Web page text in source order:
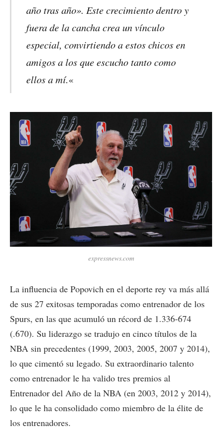
año tras año». Este crecimiento dentro y
fuera de la cancha crea un vínculo
especial, convirtiendo a estos chicos en
amigos a los que escucho tanto como
ellos a mí.«
expressnews.com
La influencia de Popovich en el deporte rey va más allá
de sus 27 exitosas temporadas como entrenador de los
Spurs, en las que acumuló un récord de 1.336-674
(.670). Su liderazgo se tradujo en cinco títulos de la
NBA sin precedentes (1999, 2003, 2005, 2007 y 2014),
lo que cimentó su legado. Su extraordinario talento
como entrenador le ha valido tres premios al
Entrenador del Año de la NBA (en 2003, 2012 y 2014),
lo que le ha consolidado como miembro de la élite de
los entrenadores.